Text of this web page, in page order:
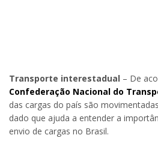
Transporte interestadual – De
Confederação Nacional do
das cargas do país são
dado que ajuda a entender a
envio de cargas no Brasil.